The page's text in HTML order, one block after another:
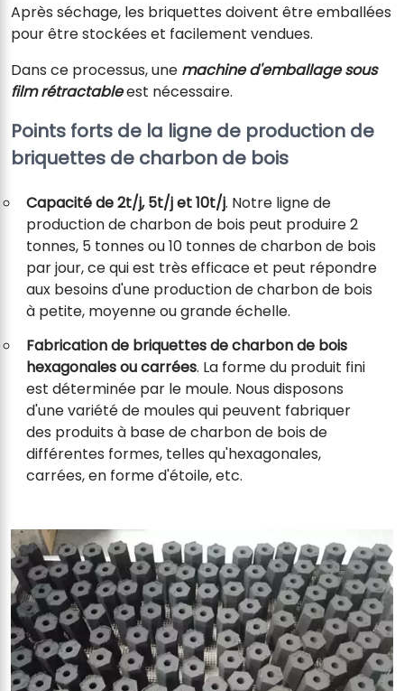
Après séchage, les briquettes doivent être emballées
pour être stockées et facilement vendues.
Dans ce processus, une machine d'emballage sous
film rétractableest nécessaire.
Points forts de la ligne de production de
briquettes de charbon de bois
Capacité de 2t/j, 5t/j et 10t/j. Notre ligne de
production de charbon de bois peut produire 2
tonnes, 5 tonnes ou 10 tonnes de charbon de bois
par jour, ce qui est très efficace et peut répondre
aux besoins d'une production de charbon de bois
à petite, moyenne ou grande échelle.
Fabrication de briquettes de charbon de bois
hexagonales ou carrées. La forme du produit fini
est déterminée par le moule. Nous disposons
d'une variété de moules qui peuvent fabriquer
des produits à base de charbon de bois de
différentes formes, telles qu'hexagonales,
carrées, en forme d'étoile, etc.